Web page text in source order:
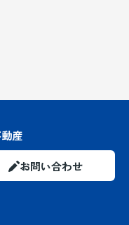
産
お問い合わせ